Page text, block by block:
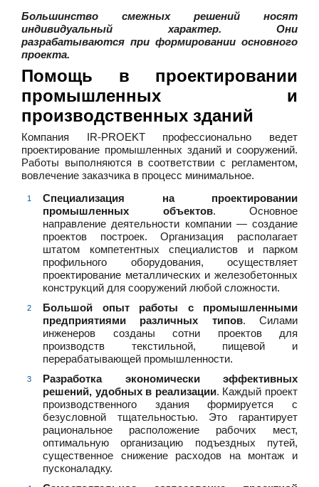
Большинство смежных решений носят
индивидуальный характер. Они
разрабатываются при формировании основного
проекта.
Помощь в проектировании
промышленных и
производственных зданий
Компания IR-PROEKT профессионально ведет
проектирование промышленных зданий и сооружений.
Работы выполняются в соответствии с регламентом,
вовлечение заказчика в процесс минимальное.
Специализация на проектировании
промышленных объектов. Основное
направление деятельности компании — создание
проектов построек. Организация располагает
штатом компетентных специалистов и парком
профильного оборудования, осуществляет
проектирование металлических и железобетонных
конструкций для сооружений любой сложности.
Большой опыт работы с промышленными
предприятиями различных типов. Силами
инженеров созданы сотни проектов для
производств текстильной, пищевой и
перерабатывающей промышленности.
Разработка экономически эффективных
решений, удобных в реализации. Каждый проект
производственного здания формируется с
безусловной тщательностью. Это гарантирует
рациональное расположение рабочих мест,
оптимальную организацию подъездных путей,
существенное снижение расходов на монтаж и
пусконаладку.